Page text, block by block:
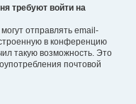
требуют войти на
отправлять email-
в конференцию
такую возможность. Это
почтовой